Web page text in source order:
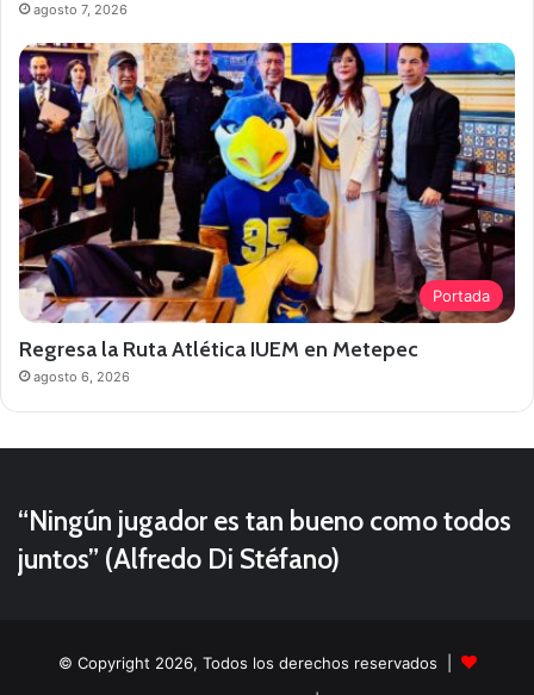
agosto 7, 2026
Portada
Regresa la Ruta Atlética IUEM en Metepec
agosto 6, 2026
“Ningún jugador es tan bueno como todos
juntos” (Alfredo Di Stéfano)
© Copyright 2026, Todos los derechos reservados |